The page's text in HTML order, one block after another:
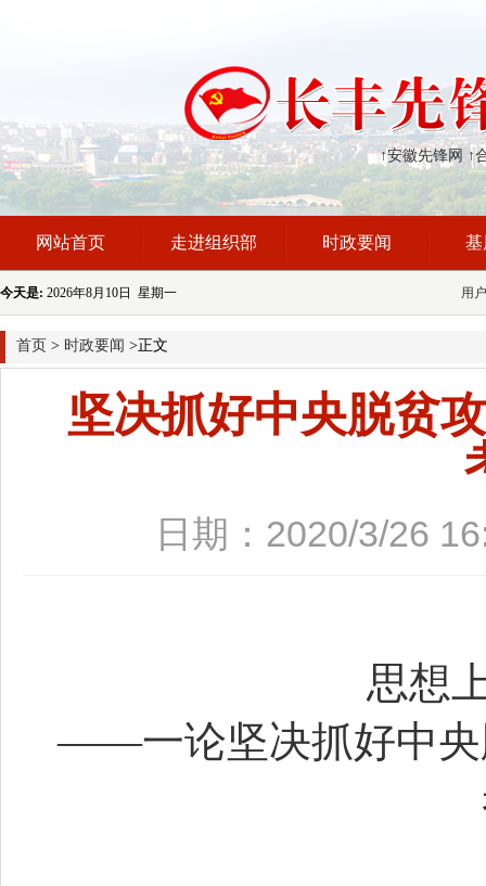
↑安徽先锋网 ↑
网站首页 走进组织部 时政要闻 基
今天是: 2026年8月10日 星期一 用
首页 > 时政要闻 >正文
坚决抓好中央脱贫
日期：2020/3/26
思想
——一论坚决抓好中央